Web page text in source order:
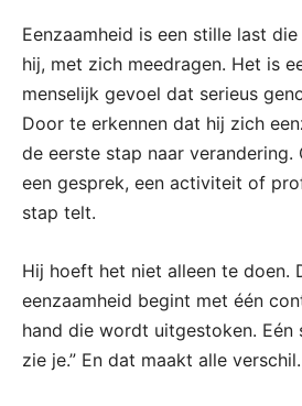
Eenzaamheid is een stille last
hij, met zich meedragen. Het is
menselijk gevoel dat serieus
Door te erkennen dat hij zich
de eerste stap naar verandering.
een gesprek, een activiteit of
stap telt.
Hij hoeft het niet alleen te doen.
eenzaamheid begint met één
hand die wordt uitgestoken. Eén
zie je.” En dat maakt alle verschil.